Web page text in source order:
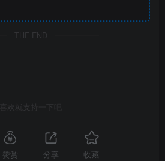
选品
择类目
记全流程
THE END
喜欢就支持一下吧
赞赏 分享 收藏